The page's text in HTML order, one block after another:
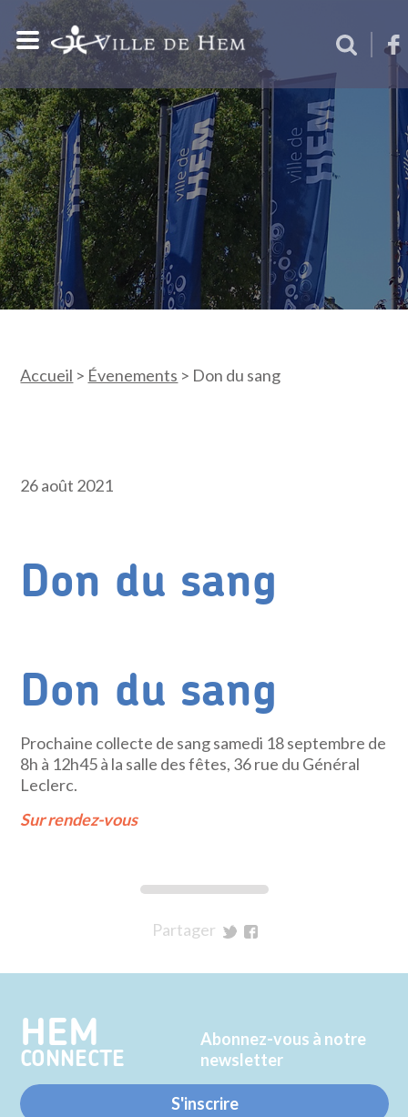
Accueil > Évenements > Don du sang
26 août 2021
Don du sang
Don du sang
Prochaine collecte de sang samedi 18 septembre de
8h à 12h45 à la salle des fêtes, 36 rue du Général
Leclerc.
Sur rendez-vous
Partager
Twitter
Facebook
HEM
CONNECTE
Abonnez-vous à notre
newsletter
S'inscrire